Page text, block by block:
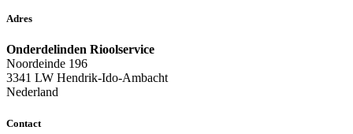
Adres
Onderdelinden Rioolservice
Noordeinde 196
3341 LW Hendrik-Ido-Ambacht
Nederland
Contact